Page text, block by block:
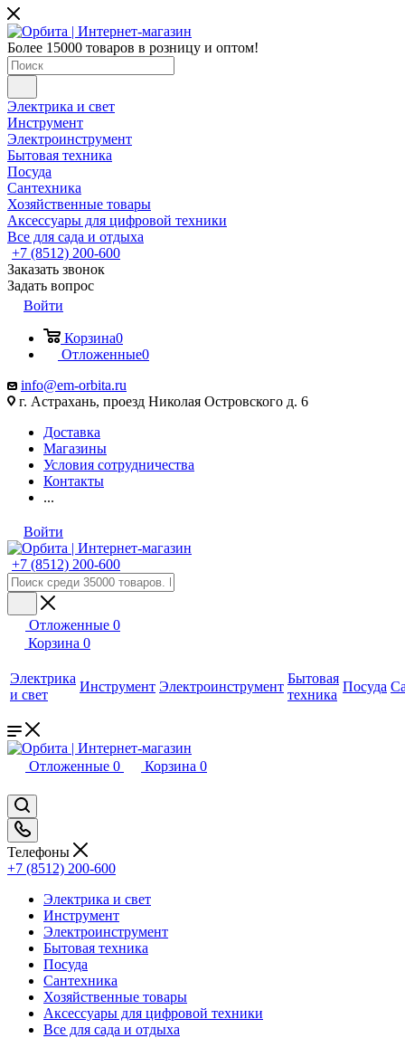
Более 15000 товаров в розницу и оптом!
Электрика и свет
Инструмент
Электроинструмент
Бытовая техника
Посуда
Сантехника
Хозяйственные товары
Аксессуары для цифровой техники
Все для сада и отдыха
+7 (8512) 200-600
Заказать звонок
Задать вопрос
Войти
Корзина0
Отложенные0
info@em-orbita.ru
г. Астрахань, проезд Николая Островского д. 6
Доставка
Магазины
Условия сотрудничества
Контакты
...
Войти
+7 (8512) 200-600
Отложенные 0
Корзина 0
Электрика
и свет
Инструмент Электроинструмент
Бытовая
техника
Посуда
Отложенные 0 Корзина 0
Телефоны
+7 (8512) 200-600
Электрика и свет
Инструмент
Электроинструмент
Бытовая техника
Посуда
Сантехника
Хозяйственные товары
Аксессуары для цифровой техники
Все для сада и отдыха